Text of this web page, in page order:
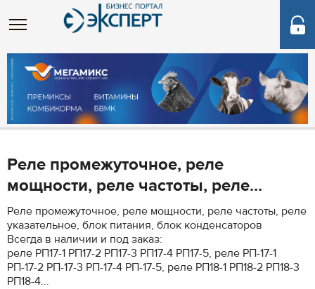
Реле промежуточное, реле
мощности, реле частоты, реле...
Реле промежуточное, реле мощности, реле частоты, реле
указательное, блок питания, блок конденсаторов
Всегда в наличии и под заказ:
реле РП17-1 РП17-2 РП17-3 РП17-4 РП17-5, реле РП-17-1
РП-17-2 РП-17-3 РП-17-4 РП-17-5, реле РП18-1 РП18-2 РП18-3
РП18-4...